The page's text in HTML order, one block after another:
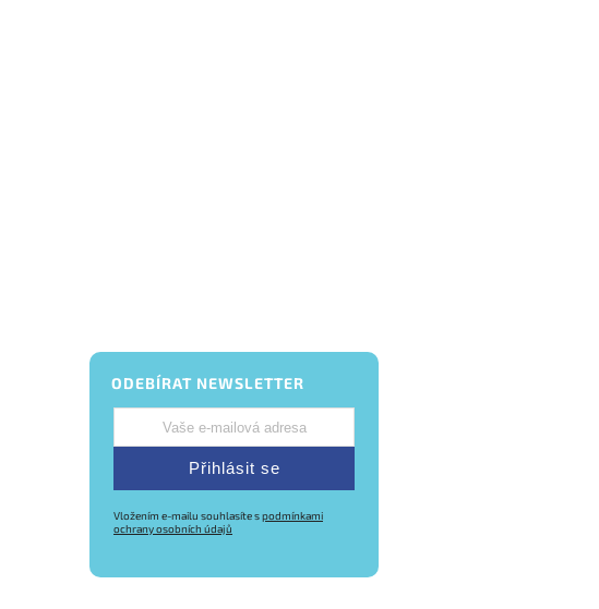
ODEBÍRAT NEWSLETTER
Přihlásit se
Vložením e-mailu souhlasíte spodmínkami
ochrany osobních údajů